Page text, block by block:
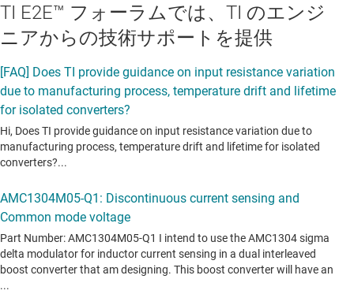
TI E2E™ フォーラムでは、TI のエンジ
ニアからの技術サポートを提供